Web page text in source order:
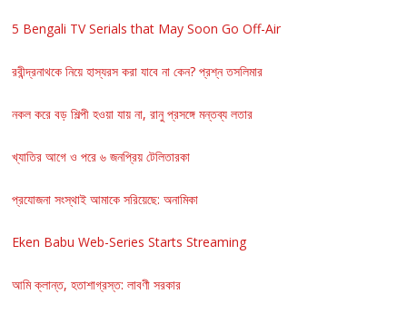
5 Bengali TV Serials that May Soon Go Off-Air
রবীন্দ্রনাথকে নিয়ে হাস্যরস করা যাবে না কেন? প্রশ্ন তসলিমার
নকল করে বড় শিল্পী হওয়া যায় না, রানু প্রসঙ্গে মন্তব্য লতার
খ্যাতির আগে ও পরে ৬ জনপ্রিয় টেলিতারকা
প্রযোজনা সংস্থাই আমাকে সরিয়েছে: অনামিকা
Eken Babu Web-Series Starts Streaming
আমি ক্লান্ত, হতাশাগ্রস্ত: লাবণী সরকার